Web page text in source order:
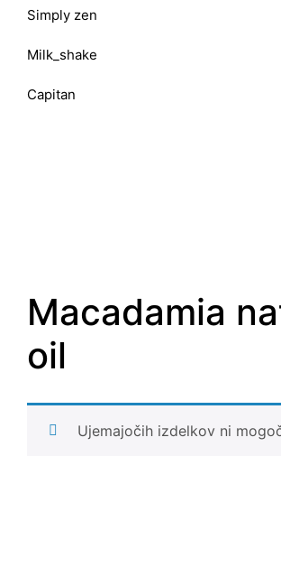
Simply zen
Milk_shake
Capitan
Macadamia
oil
Ujemajočih izdelkov ni